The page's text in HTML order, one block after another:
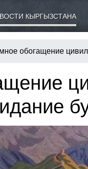
КЫРГЫЗСТАНА
обогащение